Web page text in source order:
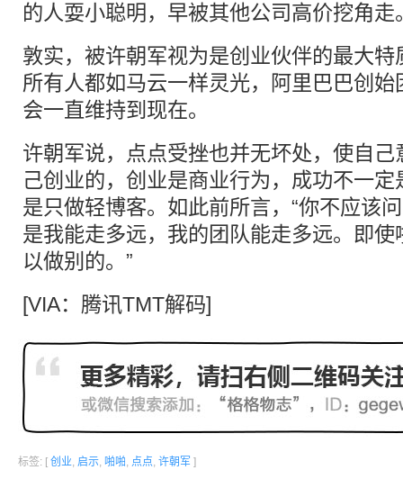
的人耍小聪明，早被其他公司高价挖角走
敦实，被许朝军视为是创业伙伴的最大
所有人都如马云一样灵光，阿里巴巴创
会一直维持到现在。
许朝军说，点点受挫也并无坏处，使自
己创业的，创业是商业行为，成功不一
是只做轻博客。如此前所言，“你不应该
是我能走多远，我的团队能走多远。即
以做别的。”
[VIA：腾讯TMT解码]
标签: [ 创业, 启示, 啪啪, 点点, 许朝军 ]